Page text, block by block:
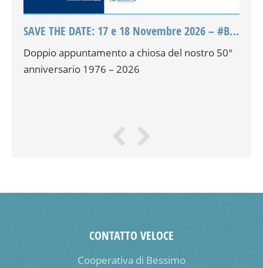
SAVE THE DATE: 17 e 18 Novembre 2026 – #Bessimo50
Doppio appuntamento a chiosa del nostro 50°
anniversario 1976 – 2026
CONTATTO VELOCE
Cooperativa di Bessimo